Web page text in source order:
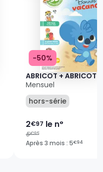
ABRICOT + ABRICOT
Mensuel
hors-série
2€97 le n°
-50%
5€95
Après 3 mois : 5€94